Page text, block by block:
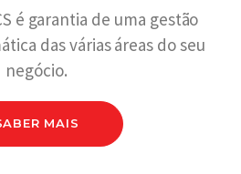
é garantia de uma gestão
das várias áreas do seu
negócio.
MAIS